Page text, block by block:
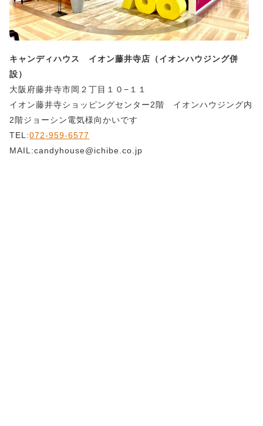
キャンディハウス イオン藤井寺店（イオンハウジング併
設）
大阪府藤井寺市岡２丁目１０−１１
イオン藤井寺ショッピングセンター2階 イオンハウジング内
2階ジョーシン電気様向かいです
TEL:072-959-6577
MAIL:candyhouse@ichibe.co.jp